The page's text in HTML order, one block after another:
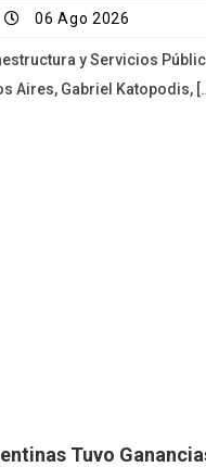
06 Ago 2026
y Servicios
Aires, Gabriel Katopodis,
Tuvo